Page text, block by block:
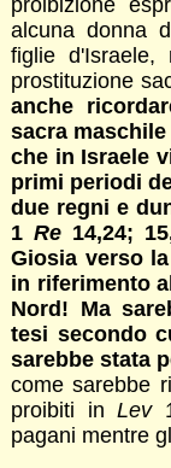
proibizione
alcuna donna
figlie
prostituzione
anche
sacra
che in Israele
primi periodi
due regni e
1 Re14,24;
Giosia verso
in riferimento
Nord! Ma
tesi secondo
sarebbe stata
come sarebbe
proibiti inLev
pagani mentre